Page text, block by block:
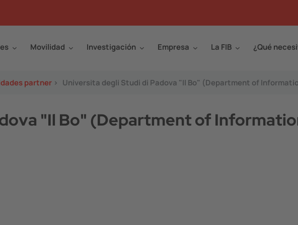
Movilidad Investigación Empresa La FIB ¿Qué
partner > Universita degli Studi di Padova "Il Bo" (Department of
"Il Bo" (Department of